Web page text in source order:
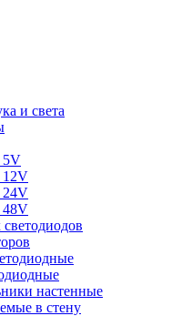
и света
5V
12V
24V
48V
настенные
в стену